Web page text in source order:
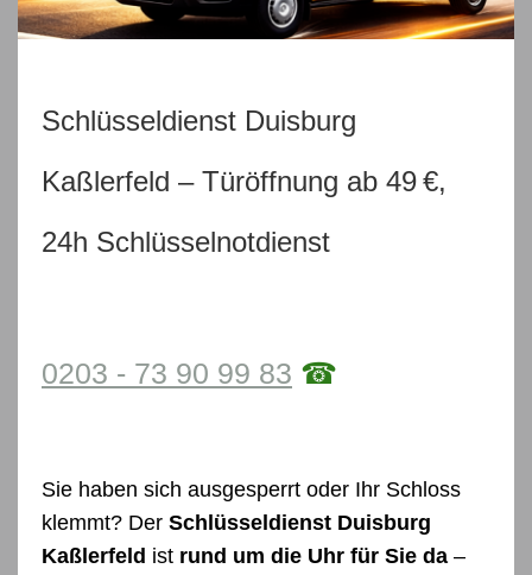
Schlüsseldienst Duisburg
Kaßlerfeld – Türöffnung ab 49 €,
24h Schlüsselnotdienst
0203 - 73 90 99 83 ☎
Sie haben sich ausgesperrt oder Ihr Schloss
klemmt? Der Schlüsseldienst Duisburg
Kaßlerfeld ist rund um die Uhr für Sie da –